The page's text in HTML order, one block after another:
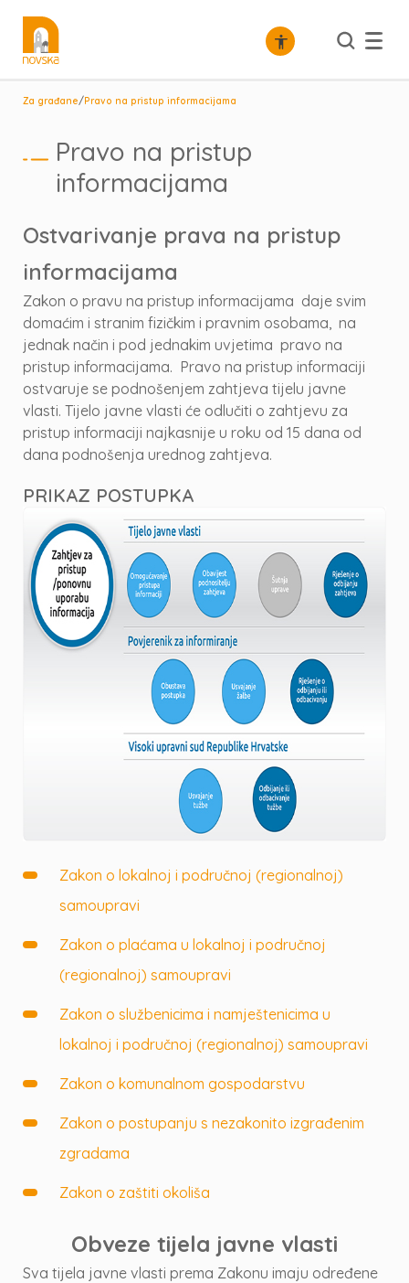
Za građane/Pravo na pristup informacijama
Pravo na pristup
informacijama
Ostvarivanje prava na pristup
informacijama
Zakon o pravu na pristup informacijama daje svim
domaćim i stranim fizičkim i pravnim osobama, na
jednak način i pod jednakim uvjetima pravo na
pristup informacijama. Pravo na pristup informaciji
ostvaruje se podnošenjem zahtjeva tijelu javne
vlasti. Tijelo javne vlasti će odlučiti o zahtjevu za
pristup informaciji najkasnije u roku od 15 dana od
dana podnošenja urednog zahtjeva.
PRIKAZ POSTUPKA
Zakon o lokalnoj i područnoj (regionalnoj)
samoupravi
Zakon o plaćama u lokalnoj i područnoj
(regionalnoj) samoupravi
Zakon o službenicima i namještenicima u
lokalnoj i područnoj (regionalnoj) samoupravi
Zakon o komunalnom gospodarstvu
Zakon o postupanju s nezakonito izgrađenim
zgradama
Zakon o zaštiti okoliša
Obveze tijela javne vlasti
Sva tijela javne vlasti prema Zakonu imaju određene